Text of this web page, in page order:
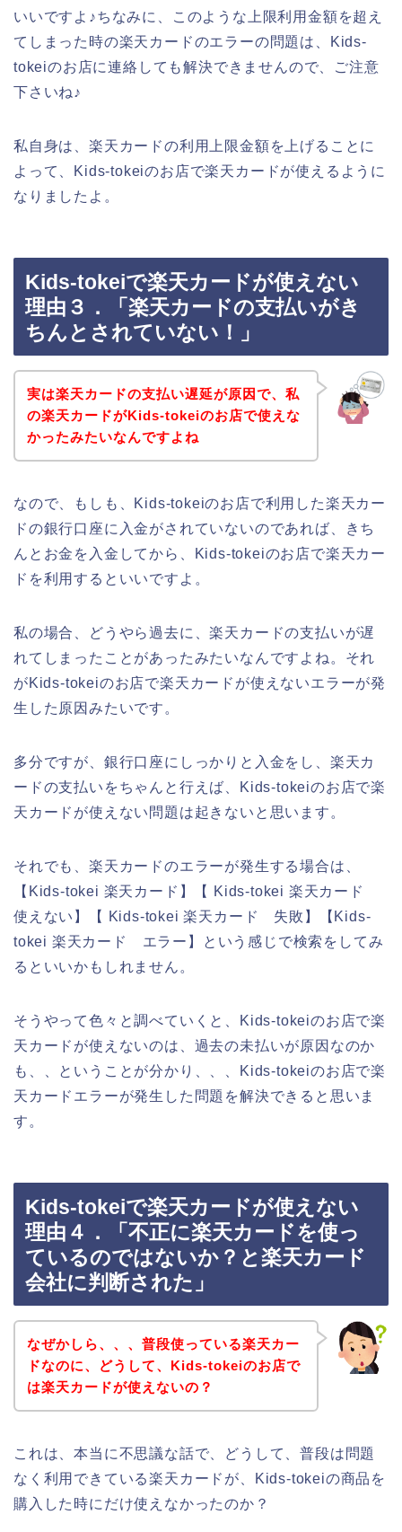
いいですよ♪ちなみに、このような上限利用金額を超え
てしまった時の楽天カードのエラーの問題は、Kids-
tokeiのお店に連絡しても解決できませんので、ご注意
下さいね♪
私自身は、楽天カードの利用上限金額を上げることに
よって、Kids-tokeiのお店で楽天カードが使えるように
なりましたよ。
Kids-tokeiで楽天カードが使えない
理由３．「楽天カードの支払いがき
ちんとされていない！」
実は楽天カードの支払い遅延が原因で、私
の楽天カードがKids-tokeiのお店で使えな
かったみたいなんですよね
なので、もしも、Kids-tokeiのお店で利用した楽天カー
ドの銀行口座に入金がされていないのであれば、きち
んとお金を入金してから、Kids-tokeiのお店で楽天カー
ドを利用するといいですよ。
私の場合、どうやら過去に、楽天カードの支払いが遅
れてしまったことがあったみたいなんですよね。それ
がKids-tokeiのお店で楽天カードが使えないエラーが発
生した原因みたいです。
多分ですが、銀行口座にしっかりと入金をし、楽天カ
ードの支払いをちゃんと行えば、Kids-tokeiのお店で楽
天カードが使えない問題は起きないと思います。
それでも、楽天カードのエラーが発生する場合は、
【Kids-tokei 楽天カード】【 Kids-tokei 楽天カード
使えない】【 Kids-tokei 楽天カード 失敗】【Kids-
tokei 楽天カード エラー】という感じで検索をしてみ
るといいかもしれません。
そうやって色々と調べていくと、Kids-tokeiのお店で楽
天カードが使えないのは、過去の未払いが原因なのか
も、、ということが分かり、、、Kids-tokeiのお店で楽
天カードエラーが発生した問題を解決できると思いま
す。
Kids-tokeiで楽天カードが使えない
理由４．「不正に楽天カードを使っ
ているのではないか？と楽天カード
会社に判断された」
なぜかしら、、、普段使っている楽天カー
ドなのに、どうして、Kids-tokeiのお店で
は楽天カードが使えないの？
これは、本当に不思議な話で、どうして、普段は問題
なく利用できている楽天カードが、Kids-tokeiの商品を
購入した時にだけ使えなかったのか？